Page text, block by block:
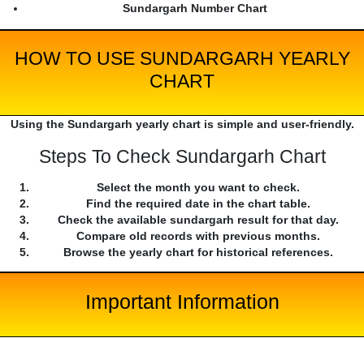
Sundargarh Number Chart
HOW TO USE SUNDARGARH YEARLY
CHART
Using the Sundargarh yearly chart is simple and user-friendly.
Steps To Check Sundargarh Chart
Select the month you want to check.
Find the required date in the chart table.
Check the available sundargarh result for that day.
Compare old records with previous months.
Browse the yearly chart for historical references.
Important Information